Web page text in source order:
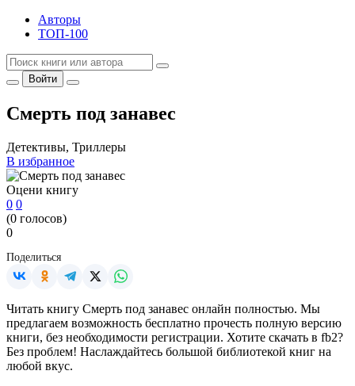
Авторы
ТОП-100
Войти
Смерть под занавес
Детективы, Триллеры
В избранное
Оцени книгу
0 0
(0 голосов)
0
Поделиться
Читать книгу Смерть под занавес онлайн полностью. Мы
предлагаем возможность бесплатно прочесть полную версию
книги, без необходимости регистрации. Хотите скачать в fb2?
Без проблем! Наслаждайтесь большой библиотекой книг на
любой вкус.